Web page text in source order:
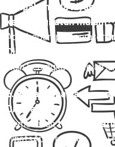
5. Apakah ada layanan
keberangkatan malam?
Ada, beberapa operator
Cikarang
ingin berangkat setelah
6. Bagaimana cara
Cikarang?
Pemesanantravel
WhatsApp, telepon,